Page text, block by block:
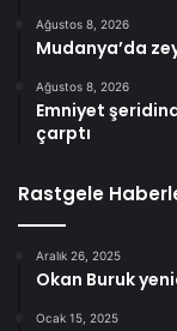
Ağustos 8, 2026
Mudanya’da
Ağustos 8, 2026
Emniyet
çarptı
Rastgele
Aralık 26, 2025
Okan Buruk
Ocak 15, 2025